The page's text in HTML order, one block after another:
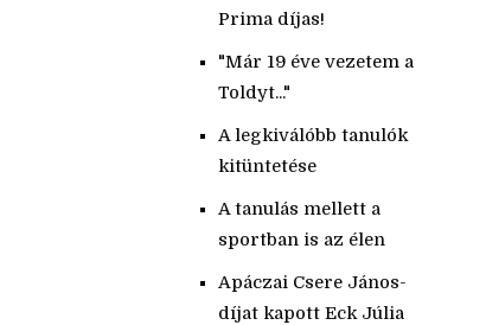
Prima díjas!
"Már 19 éve vezetem a
Toldyt..."
A legkiválóbb tanulók
kitüntetése
A tanulás mellett a
sportban is az élen
Apáczai Csere János-
díjat kapott Eck Júlia